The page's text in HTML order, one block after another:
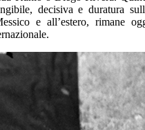
decisiva e duratura
e all’estero, rimane